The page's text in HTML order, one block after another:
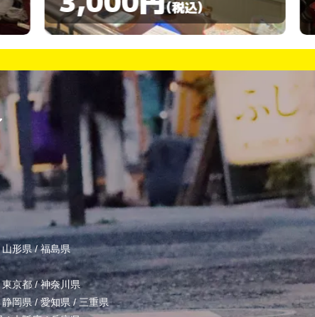
(税込)
山形県/福島県
東京都/神奈川県
静岡県/ 愛知県 / 三重県